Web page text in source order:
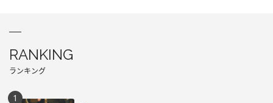
RANKING
ランキング